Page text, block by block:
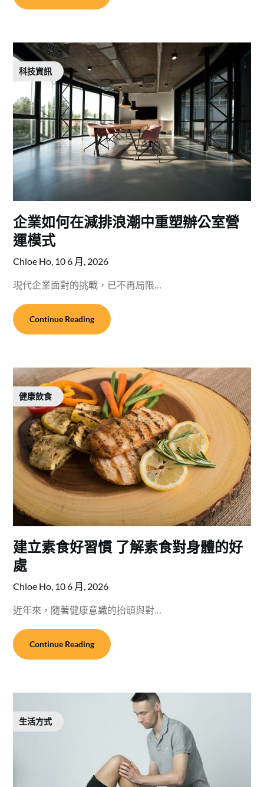
科技資訊
企業如何在減排浪潮中重塑辦公室營
運模式
Chloe Ho, 10 6 月, 2026
現代企業面對的挑戰，已不再局限…
Continue Reading
健康飲食
建立素食好習慣 了解素食對身體的好
處
Chloe Ho, 10 6 月, 2026
近年來，隨著健康意識的抬頭與對…
Continue Reading
生活方式